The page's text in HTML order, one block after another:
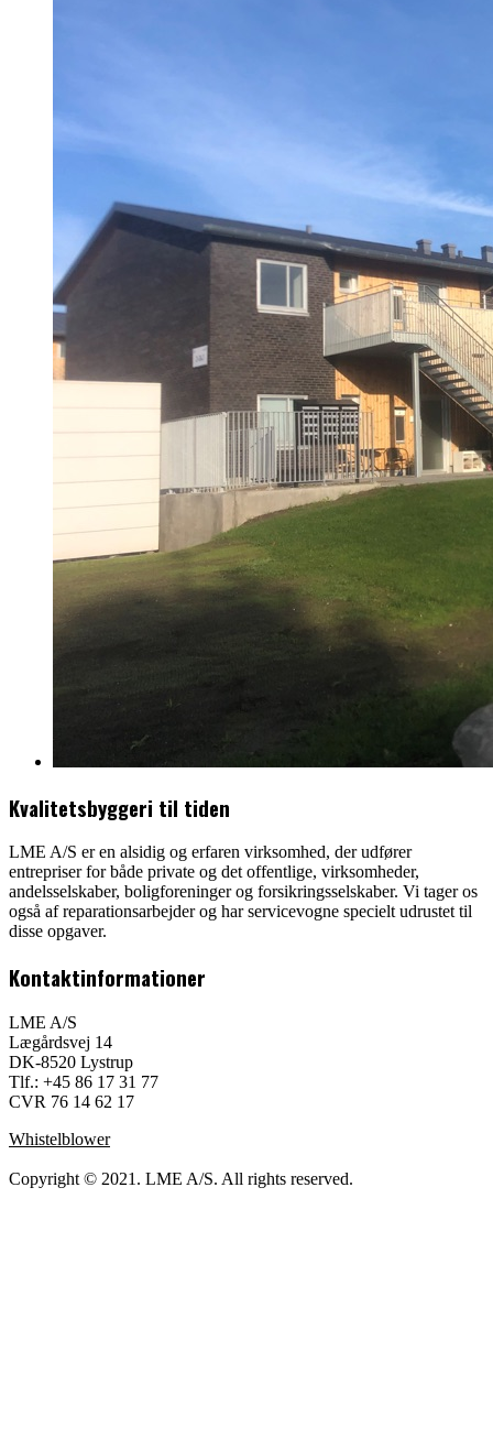
Kvalitetsbyggeri til tiden
LME A/S er en alsidig og erfaren virksomhed, der udfører
entrepriser for både private og det offentlige, virksomheder,
andelsselskaber, boligforeninger og forsikringsselskaber. Vi tager os
også af reparationsarbejder og har servicevogne specielt udrustet til
disse opgaver.
Kontaktinformationer
LME A/S
Lægårdsvej 14
DK-8520 Lystrup
Tlf.: +45 86 17 31 77
CVR 76 14 62 17
Whistelblower
Copyright © 2021. LME A/S. All rights reserved.